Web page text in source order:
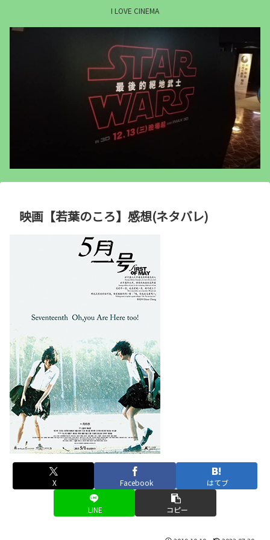
I LOVE CINEMA
映画【若葉のころ】感想(ネタバレ)
X Facebook はてブ
LINE コピー